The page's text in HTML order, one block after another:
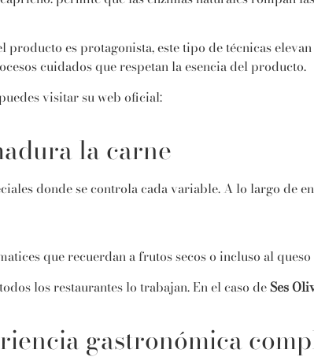
es protagonista, este tipo de técnicas
cuidados que respetan la esencia del producto.
visitar su web oficial:
la carne
donde se controla cada variable. A lo largo de
que recuerdan a frutos secos o incluso al queso
los restaurantes lo trabajan. En el caso de Ses
gastronómica